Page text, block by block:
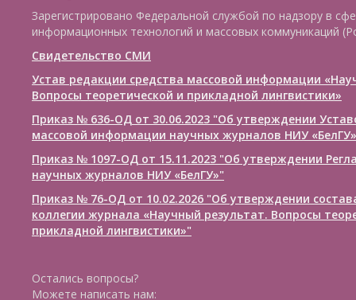
Зарегистрировано Федеральной службой по надзору в
информационных технологий и массовых коммуникаций
Свидетельство СМИ
Устав редакции средства массовой информации
Вопросы теоретической и прикладной лингвистики»
Приказ № 636-ОД от 30.06.2023 "Об утверждении
массовой информации научных журналов НИУ «БелГУ»
Приказ № 1097-ОД от 15.11.2023 "Об утверждении
научных журналов НИУ «БелГУ»"
Приказ № 76-ОД от 10.02.2026 "Об утверждении
коллегии журнала «Научный результат. Вопросы
прикладной лингвистики»"
Остались вопросы?
Можете написать нам: